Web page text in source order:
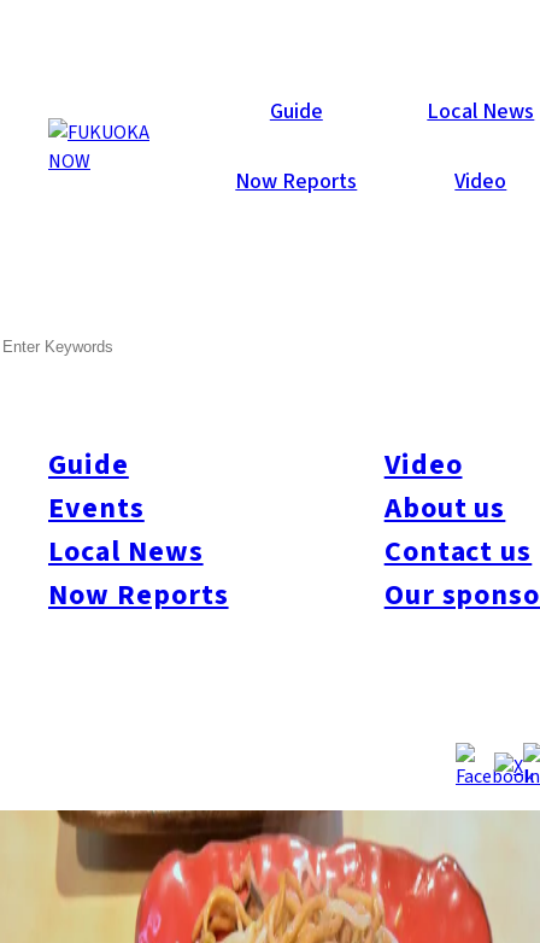
Guide Local News
Now Reports Video
Guide
Events
Local News
Now Reports
Video
About us
Contact us
Our
Now Reports